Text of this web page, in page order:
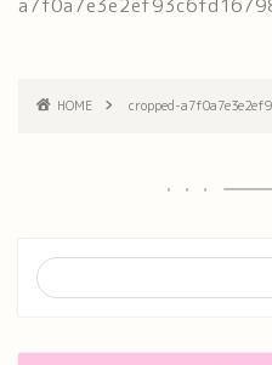
HOME cropped-